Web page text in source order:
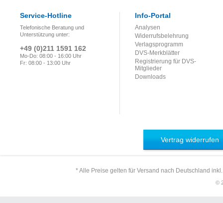
Service-Hotline
Telefonische Beratung und
Unterstützung unter:
+49 (0)211 1591 162
Mo-Do: 08:00 - 16:00 Uhr
Fr: 08:00 - 13:00 Uhr
Info-Portal
Analysen
Widerrufsbelehrung
Verlagsprogramm
DVS-Merkblätter
Registrierung für DVS-
Mitglieder
Downloads
Vertrag widerrufen
* Alle Preise gelten für Versand nach Deutschland
©